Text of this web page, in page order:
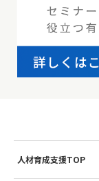
人材育成支援TOP